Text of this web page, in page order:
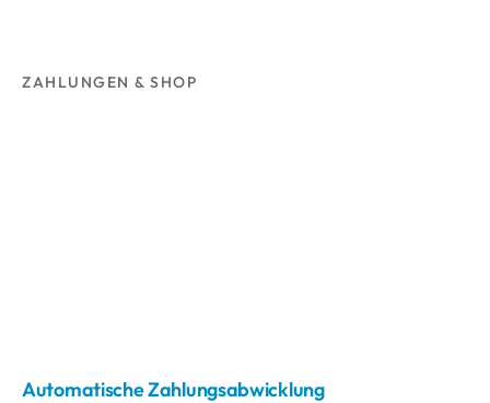
ZAHLUNGEN & SHOP
Automatische Zahlungsabwicklung